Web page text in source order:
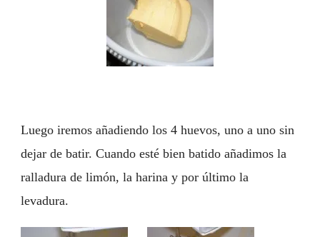
Luego iremos añadiendo los 4 huevos, uno a uno sin
dejar de batir. Cuando esté bien batido añadimos la
ralladura de limón, la harina y por último la
levadura.